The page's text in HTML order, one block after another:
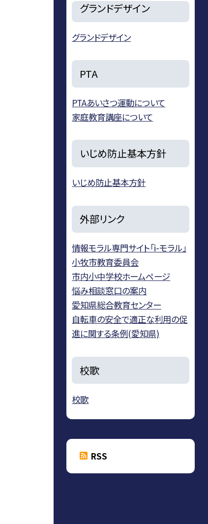
グランドデザイン
グランドデザイン
PTA
PTAあいさつ運動について
家庭教育講座について
いじめ防止基本方針
いじめ防止基本方針
外部リンク
情報モラル専門サイト「i-モラル」
小牧市教育委員会
市内小中学校ホームページ
悩み相談窓口の案内
愛知県総合教育センター
自転車の安全で適正な利用の促
進に関する条例(愛知県)
校歌
校歌
RSS